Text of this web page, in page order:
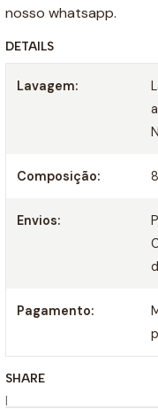
nosso whatsapp.
DETAILS
Lavagem:
Composição:
Envios:
Pagamento:
SHARE
|